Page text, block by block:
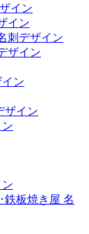
イン
イン
刺デザイン
ザイン
ン
ザイン
鉄板焼き屋 名